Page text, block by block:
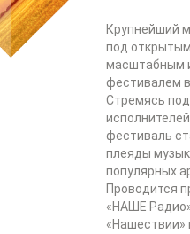
Крупнейший
под
масштабным
фестивалем
Стремясь
фестиваль
плеяды
популярных
Проводится
«НАШЕ
«Нашествии»